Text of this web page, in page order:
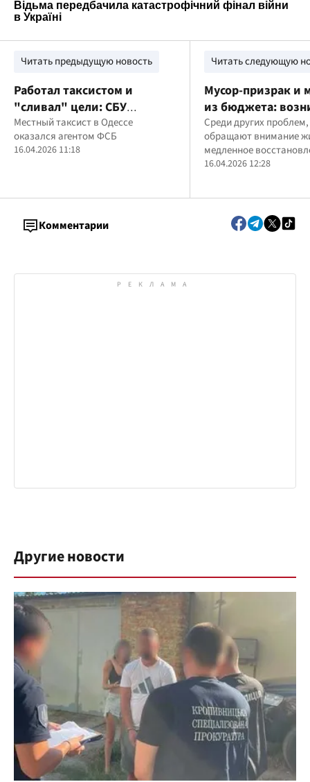
Читать предыдущую новость
Работал таксистом и
"сливал" цели: СБУ
задержала агента ФСБ в
Одессе
Местный таксист в Одессе
оказался агентом ФСБ
16.04.2026 11:18
Читать следующую
Мусор-призрак и
из бюджета:
вопросы к
вывоз мусора в
Гостомельской
Среди других
обращают внимание
медленное
социальной
ветеранской
также состояние
16.04.2026 12:28
Комментарии
Другие новости